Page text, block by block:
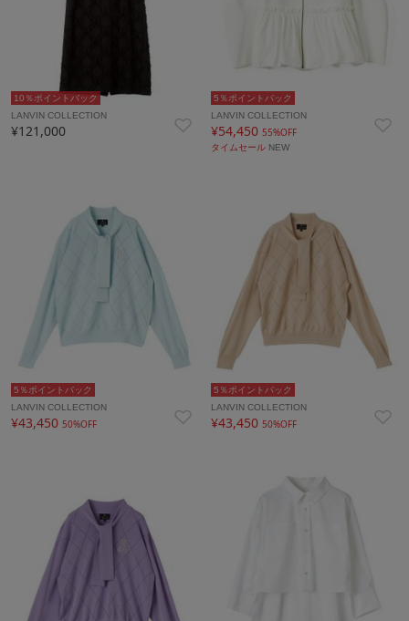
10％ポイントバック
LANVIN COLLECTION
¥121,000
5％ポイントバック
LANVIN COLLECTION
¥54,450 55%OFF
タイムセール NEW
5％ポイントバック
LANVIN COLLECTION
¥43,450 50%OFF
5％ポイントバック
LANVIN COLLECTION
¥43,45050%OFF